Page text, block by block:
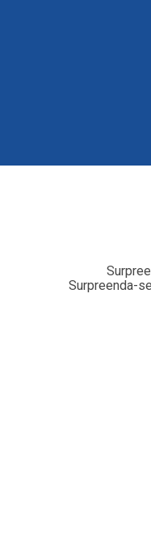
Surpreenda-